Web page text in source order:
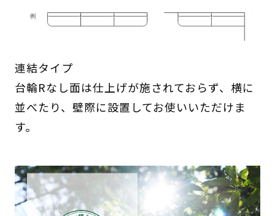
連結タイプ
台輪Rなし面は仕上げが施されておらず、横に
並べたり、壁際に設置してお使いいただけま
す。